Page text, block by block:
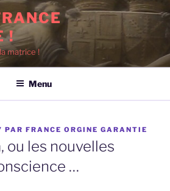
!
matrice !
Menu
PAR FRANCE ORGINE GARANTIE
ou les nouvelles
…